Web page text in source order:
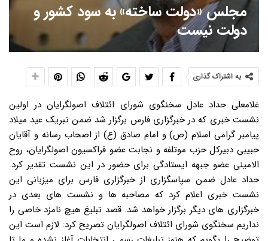
مجلس «دولت ساخته» به سود کشور و
دولت نیست
به اشتراک گذاری
غلامعلی حداد عادل سخنگوی شورای ائتلاف اصولگرایان در اولین نشست خبری که در خبرگزاری فارس برگزار شد ضمن تبریک عید میلاد پیامبر گرامی اسلام (ص) و امام صادق (ع) از اصحاب رسانه و آقایان حبیبی دبیرکل حزب موتلفه و نجابت عضو فراکسیون اصولگرایان، روح الامینی عضو جبهه ایستادگی برای حضور در این نشست تقدیر کرد. حداد عادل ضمن سپاسگزاری از خبرگزاری فارس برای میزبانی این نشست خبری اعلام کرد که مصاحبه ها و نشست های بعدی در خبرگزاری های دیگر برگزار خواهد شد. قصد تبلیغ هیچ نامزد خاصی را نداریم سخنگوی شورای ائتلاف اصولگرایان تصریح کرد: لازم است این توضیح را بگویم که هنوز تبلیغات رسمی انتخابات آغاز نشده و ما تا تبلیغات فاصله داریم لذا در این مصاحبه قصد تبلیغ هیچ نامزد خاصی را نداریم و مصاحبه ما مربوط به فعالیت های عمومی انتخابات است که بخشی از آن را اصولگرایان به عهده دارند. وی با تاکید براینکه باید مراقب باشیم که در مرز قانون حرکت کنیم، به حماسه ۹ دی اشاره کرد و گفت: ما روز نهم دی را گرامی می داریم و در این باره بیشتر صحبت خواهیم کرد. حداد عادل ادامه داد: امیدواریم شاهد انتخاباتی سالم، باشکوه با حضور آگاهانه مردم باشیم و نتایج این انتخابات در دو مجلس خبرگان و شورای اسلامی به گونه ای باشد که این دو مجلس با توان بیشتری در خدمت کشور، مردم و در مسیر انقلاب اسلامی باشند. سخنگوی شورای ائتلاف اصولگرایان با تاکید براینکه رقابت در انتخابات امری طبیعی است، گفت: به جز رقابت صحبت از پیروزی و شکست هم هست اما مهم تر از پیروزی و شکست یک جناح، پیروزی ملت در مردم سالاری است و ملت ما در ۳۷ سال بعداز پیروزی انقلاب همیشه در این میدان موفق و پیروز بوده است. به گفته وی انتخابات به خودی خود حکایت از حاکمیت مردم و اراده ملی بر سرنوشت کشور دارد و ملت ایران با نشان دادن قدرت مردم سالاری دینی بهانه را از دشمنان گرفته و شکوه و وحدت به نمایش گذاشته است. انتخابات فرصت خوبی برای نشان دادن وحدت ملی و بصیرت سیاسی است حداد عادل انتخابات را دو لبه تهدید و فرصت دانست و تصریح کرد: اگر عاقلانه و مسئولانه عمل کنیم انتخابات یک فرصت خوب برای نشان دادن وحدت ملی، بصیرت سیاسی و هویت مبدل می شود. سخنگوی شورای ائتلاف اصولگرایان خطاب به اصحاب رسانه که در نشست خبری امروز حضور یافته بودند گفت: ما آمده ایم تا تشکیل شورای مرکزی ائتلاف اصولگرایان را اعلام کنیم. وی اصولگرایی را وفاداری به اسلام و انقلاب اسلامی دانست و خاطرنشان کرد: مراد ما از اصول، اصولی است که امام (ره) و مقام معظم رهبری برای ادامه راه انقلاب بیان کردند بنابراین آرمان های امام (ره) و رهنمودهای رهبری اصولی است که اصولگرایی حول آن شکل گرفته است. حداد عادل ادامه داد: اصولگرایی در عالم سیاست از اعتقادی است که امام و رهبری در هدایت انقلاب مطرح فرمودند. بارزترین پیام ۹ دی نه گفتن به فتنه بود سخنگوی شورای ائتلاف اصولگرایان تقارن این نشست خبری با ۹ دی را میمون و مبارک برشمرد و اظهار داشت: ما یادمان هست در سال ۸۸ مردم در ۹ دی برای دفاع از همه ارزش ها و اعتقادات در فتنه که مورد تهدید قرار گرفته بود به میدان آمدند. وی تاکید کرد: ما اصولگرایی را حرکتی سیاسی برای دفاع از همه ارزش ها در ۹ دی می دانیم که بارزترین پیام ۹ دی نه گفتن به فتنه بود. حداد عادل در مورد ترکیب شورای ائتلاف اصولگرایی نیز خاطرنشان کرد: در ائتلاف اصولگرایان، تشکل ها، احزاب، شخصیت ها، فعالان سیاسی و روحانیونی که همواره اصولگرایان بر ارتباط با روحانیت تاکید داشتند حضور دارند. سخنگوی شورای ائتلاف اصولگرایان اضافه کرد: از ماه ها پیش عده ای از نمایندگان تشکل های اصولگرا و فعالان سیاسی از آیات محمد یزدی، مصباح یزدی و موحدی کرمانی درخواست کرده بودند که اصولگرایان را در مسیر وحدت راهنمایی و هدایت کنند که به دنبال این درخواست آیت الله موحدی کرمانی دبیرکل جامعه روحانیت مبارز از نمایندگان تشکل ها و شخصیت ها و عده ای از روحانیون دعوت کردند و این ائتلاف شکل گرفت. حداد عادل ادامه داد: البته تشکل های اصولگرایان با سلایق مختلف بیش از آن هستند که همه آنها در یک شورا حضور داشته باشند اما یکی از وظایف این شورا طراحی ساز و کار برای نقش همه است. کمک به دولت را در درجه اول از طریق همدلی و بعد نقد سازنده می دانیم وی خاطرنشان کرد: سعی ما این است که ان شاءالله مجلسی نیرومند و مردمی تشکیل شود. مجلسی که در اداره کشور به دولت کمک کند بنابراین کمک به دولت را در درجه اول از طریق همدلی و هم زبانی و در درجه دوم نقد سازنده می دانیم. مجلس دولت ساخته به سود کشور و دولت نیست سخنگوی شورای ائتلاف اصولگرایان، اقتصاد، معیشت مردم، کمک به تولید و حرکت به سوی اقتصاد مقاومتی برای خنثی کردن توطئه ها را از اولویت های کشور عنوان و تصریح کرد: ما مجلس مستقل را به سود کشور می دانیم و معتقدیم مجلس دولت ساخته نه به سود کشور است نه به سود دولت. حدادعادل بر ضرورت اخلاق رسانه ای از سوی رسانه ها تاکید کرد وگفت: اگر رسانه ها اخلاق و قانون را رعایت کنند انتخابات خوبی می توانیم داشته باشیم، در غیر این صورت خودتان می توانید حدس بزنید چه اتفاقی ممکن است در فضای مجازی که کنترل آن نیز مشکل است؛ اتفاق بیفتد. وی در پاسخ به سوالی مبنی بر اینکه آخرین وضعیت لیست انتخاباتی تهران و رایزنی هایی که با افراد صورت گرفته، چگونه است، اظهارداشت: با توجه به اینکه هنوز صلاحیت داوطلبین از سوی شورای نگهبان اعلام نشده است، کارهای مربوط به تهیه لیست و فهرست انتخاباتی زود است. به فهرست انتخاباتی نرسیده ایم وی ادامه داد: ما هم در حال حاضر به فهرست نهایی انتخاباتی نرسیده ایم اما رایزنی هایی صورت گرفته اما بیش از آنچه در مرحله فعلی بحث بر سر انتخاب افراد باشد، تعیین سیاست های کلی حاکم بر لیست تهران و فهرست نامزدهای اصولگرا در کشور مطرح است چرا که ترکیب مجلس آینده باید ترکیبی کارآمد باشد و باید دقت شود از تخصص های لازم همچون اقتصادی و مدیریتی نیز بهره گرفته شود. حدادعادل خاطرنشان کرد: باید از افرادی که سابقه کار مدیریتی دارند و قوه مجریه را می شناسند، همچنین باید از قشرهای مختلفی همچون زنان، کارگران، ورزشکاران و قشر روحانیون چه در تهران و کل کشور در مجلس حضور داشته باشند. بنابراین ما فعلا قبل از اینکه به تعیین افراد و نهایی کردن لیست برسیم، درباره سیاست های کلی بحث می کنیم. وی ادامه داد: البته در تعیین فهرست نهایی این امکان وجود دارد که در فرصت باقیمانده برخی جابجایی ها صورت بگیرد و برخی از افراد از حوزه ای به حوزه ای دیگر جابجا شوند که این از امور طبیعی و جاری انتخابات است که در هفته های آتی به آن خواهیم رسید. حدادعادل در پاسخ به سؤال دیگری مبنی بر اینکه نماینده آقای لاریجانی در شورای ائتلاف اصولگرایان چه کسی است و مشارکت آقای لاریجانی در شورای ائتلاف اصولگرایان به چه صورتی است، تصریح کرد: آقای لاریجانی را اصولگرا می دانیم و قرار است که در شورای مرکزی ائتلاف اصولگرایان همه طیف های اصولگرا با تنوع های سلیقه ها حضور داشته باشد. امیدواریم آقای لاریجانی نماینده شان را هرچه زودتر به ائتلاف معرفی کنند وی ادامه داد: از روز اولی که صحبت از ائتلاف اصولگرایان مطرح شد، حضور آقای لاریجانی در نظر گرفته شده است و آیت الله موحدی کرمانی با وی دو بار حداقل صحبت کرده اند و فراکسیون رهروان ولایت که در مجلس به آقای لاریجانی نزدیک تر هستند، خودشان اعلام کردند که در مسیر روحانیت شرکت خواهند کرد و امیدواریم آقای لاریجانی نماینده خودشان را هر چه زودتر برای شرکت در این شورا معرفی کنند. حدادعادل در پاسخ به سؤال دیگری مبنی بر اینکه آیا درباره سرلیستی اصولگرایان صحبتی شده است یا خیر، اظهار داشت: همانطور که به آن اشاره کردم درباره اصل لیست هم صحبت نشده چه برسد به آنکه درباره سرلیست صحبت شود، طبعا اینها از مسائلی است که در سازوکاری که پیش بینی می شود تعیین شده و فعلا هیچ تصمیمی در این مورد گرفته نشده است. وی در پاسخ به سؤال دیگری مبنی بر اینکه چه گروه هایی در لیست اصولگرایان قرار دارند و نسبت جریان این ائتلاف با جریان هایی مانند پایداری چگونه است، اظهار داشت: در این شکی نیست که در طیف وسیع اصولگرا سلیقه ها و روش های مختلف وجود دارد و بعضا این سلیقه ها با هم فرق و اختلاف دارند، در هفته های گذشته گهگاه در فضای خبری مطالبی منتشر شده است که بوی وحدت از آن به مشام نمی رسد. جامعیت علی رغم اختلاف سلیقه ها موردنظر ائتلاف است حدادعادل ادامه داد: آنچه مورد نظر ائتلاف است، شمول و جامعیت این ائتلاف است که به رغم اختلاف سلیقه ها این ائتلاف شکل گرفته و باید تاکید کنم اصولگرایان با تجربه دست کم ۱۲ ساله ای که تحت این عنوان در فضای سیاسی و در انواع انتخابات داشته اند و با مرور در پیروزی ها و شکست ها، شیرینی ها و تلخی های گذشته که طبیعت فضای سیاسی اقتضاء می کند به این جمع بندی رسیده اند که در انتخابات مجلس دهم اختلاف سلیقه ها را حاکم نکنند. بر سر هویت و انتساب سازمانی، حزبی و جمعیتی خودشان اصرار نورزند. وی تاکید کرد: من در اینجا اعلام می کنم که در ائتلاف اصولگرایان نمایندگان تشکل ها در واقع هویت جدای از دیگران را پشت در شورا گذاشته اند و با شرکت در شورا همه به عنوان اصولگرا حضور دارند و خط قرمز ما در اصولگرایی از نظر سیاسی و عملی روشن است و آن خط قرمز اول نه گفتن به فتنه و دوم نه گفتن به جریان انحرافی است. بنابراین هم از وزرای دولت گذشته ممکن است افرادی شرکت داشته باشند یا بخواهند به عنوان فعال در امر انتخابات شرکت کنند و یا از همه طیف هایی که شما نام بردید. حداد عادل در پاسخ به این پرسش که آیا عدم حضور باهنر برای ثبت نام در انتخابات دهمین دوره مجلس شورای اسلامی جزو نقشه اصولگرایی است یا خیر، گفت: شرکت نکردن آقای باهنر در انتخابات مجلس جزو نقشه طراحی شده ائتلاف اصولگرایان نبوده و نیست و بنده که در جریان فعالیت ها بودم و با آقای باهنر دیدار و گفت وگوی مستمر داشتم نیز تا آخرین ساعات ثبت نام از عدم کاندیداتوری وی مطلع نبودم. وی ادامه داد: آقای باهنر حتی افرادی امثال بنده را از ثبت نام یا عدم ثبت نام خود مطلع نکرده بود، البته ما امثال چنین کارهایی را از آقای باهنر سراغ داریم، مثلاً آقای باهنر در مجلس هشتم نیز نمی خواستند نامزد شوند که وقتی بنده مطلع شدم وی را متقاعد کردم. حوزه فعالیت سیاسی آقای باهنر محدود به مجلس نیست سخنگوی شورای ائتلاف اصولگرایان با بیان اینکه آقای باهنر شخصی سیاسی و کارآمد است، گفت: حوزه فعالیت سیاسی آقای باهنر محدود به مجلس نیست، آقای باهنر اگر در مجلس نباشد، باز در هر بخش دیگری باشد، برای انقلاب و اصولگرایی فعالیت می کند، بنابراین تصورم این است که ایشان بعد از ۲۸ سال تشخیص دادند فضا را برای نیروهای جدید باز کنند و کنار بکشند، بنابراین این به معنای طراحی از پیش اندیشیده و انصراف وی از اصولگرایی نیست. حداد عادل خاطرنشان کرد: عدم ثبت نام آقای باهنر آسیبی به ائتلاف اصولگرایان وارد نمی کند چون نعمت فراوان است. وی در پاسخ به این پرسش که آیا اصولگرایان شورای رهبری تشکیل داده اند، گفت: تعبیر شورای رهبری اصولگرایان را بار اول از شما می شنوم، هیچ وقت ما چنین تعبیری را نداشتیم و در مجموعه ساز و کار اصولگرایان این تعبیر به کار نرفته است. رابطه اصولگرایان با آیات موحدی و محمد یزدی سنت دیرینه بوده که از اول انقلاب وجود داشته است. سخنگوی شورای ائتلاف اصولگرایان در پاسخ به این پرسش که آیا ناطق نوری در شورای ائتلاف اصولگرایان جایگاهی دارند یا خیر، گفت: جناب آقای ناطق، هم با اصولگرایان است و کمک و مساعدت لازم را صورت می دهد، اما برای هیچ کدام این تعبیر به کار نمی رود. حداد عادل در پاسخ به سؤالی مبنی بر اینکه گفته می شود شورای نگهبان افرادی که با رئیس دولت اص